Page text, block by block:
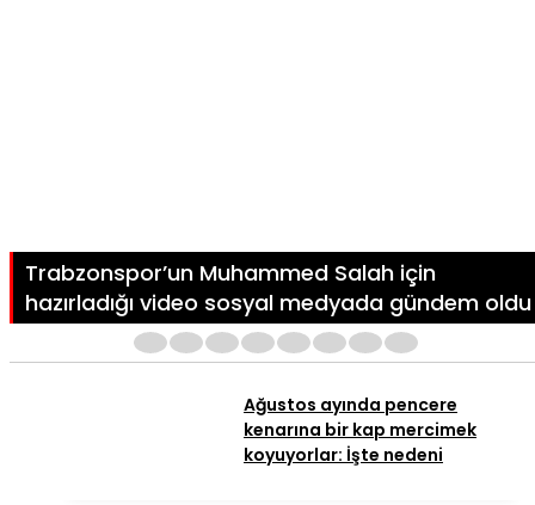
Trabzonspor’un Muhammed Salah için
hazırladığı video sosyal medyada gündem oldu
Ağustos ayında pencere
kenarına bir kap mercimek
koyuyorlar: İşte nedeni